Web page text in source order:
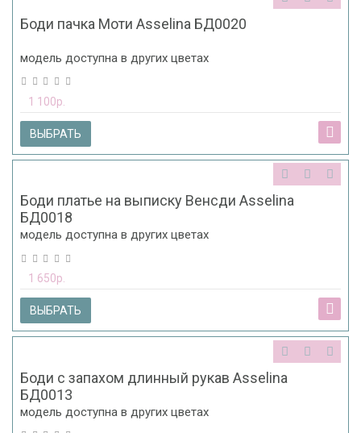
Боди пачка Моти Asselina БД0020
модель доступна в других цветах
1 100р.
ВЫБРАТЬ
Боди платье на выписку Венсди Asselina
БД0018
модель доступна в других цветах
1 650р.
ВЫБРАТЬ
Боди с запахом длинный рукав Asselina
БД0013
модель доступна в других цветах